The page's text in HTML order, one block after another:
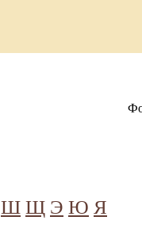
Ш Щ Э Ю Я